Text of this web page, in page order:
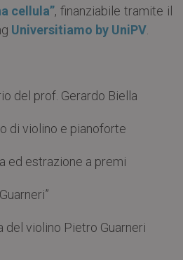
cellula”, finanziabile tramite il
Universitiamo by UniPV
del prof. Gerardo Biella
di violino e pianoforte
ed estrazione a premi
del violino Pietro Guarneri